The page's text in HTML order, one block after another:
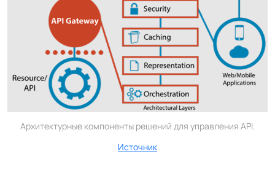
Архитектурные компоненты решений для управления API.
Источник